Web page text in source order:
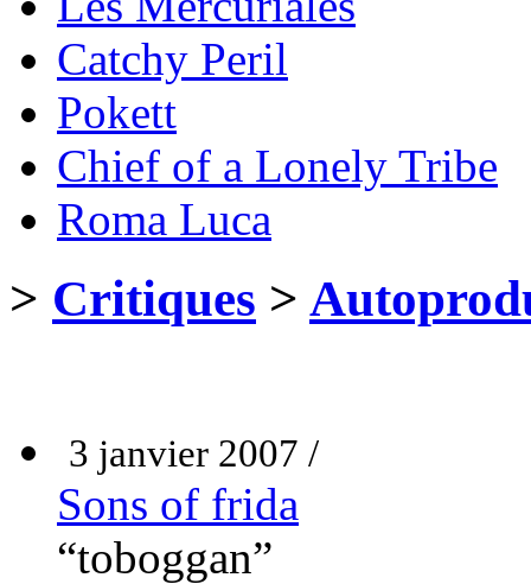
Catchy Peril
Pokett
Chief of a Lonely Tribe
Roma Luca
> Critiques >
3 janvier 2007 /
Sons of frida
“toboggan”